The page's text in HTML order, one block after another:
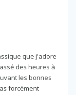
que j'adore
des heures à
les bonnes
forcément